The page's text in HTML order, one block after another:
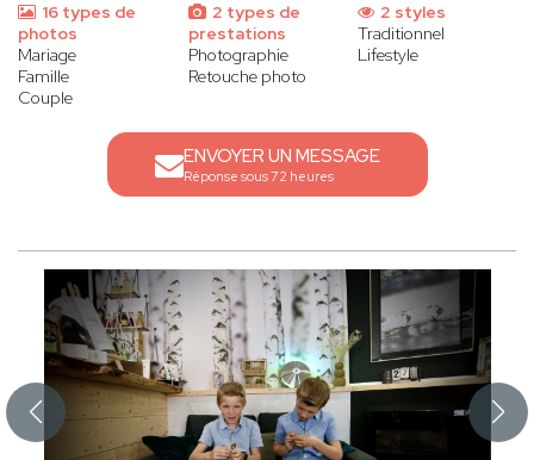
16 types de
photos
Mariage
Famille
Couple
2 types de
prestations
Photographie
Retouche photo
2 styles
Traditionnel
Lifestyle
ENVOYER UN MESSAGE
Réponse sous 72 heures